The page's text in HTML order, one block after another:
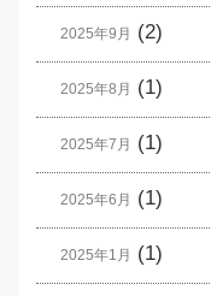
2025年9月 (2)
2025年8月 (1)
2025年7月 (1)
2025年6月 (1)
2025年1月 (1)